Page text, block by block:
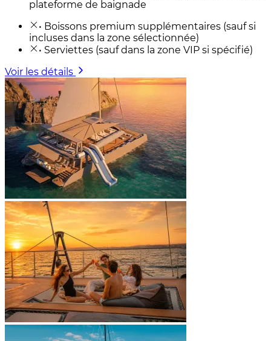
plateforme de baignade
• Boissons premium supplémentaires (sauf si
incluses dans la zone sélectionnée)
• Serviettes (sauf dans la zone VIP si spécifié)
Voir les détails